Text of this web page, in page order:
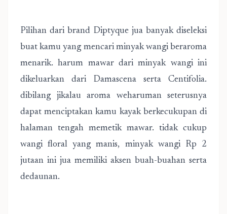
Pilihan dari brand Diptyque jua banyak diseleksi
buat kamu yang mencari minyak wangi beraroma
menarik. harum mawar dari minyak wangi ini
dikeluarkan dari Damascena serta Centifolia.
dibilang jikalau aroma weharuman seterusnya
dapat menciptakan kamu kayak berkecukupan di
halaman tengah memetik mawar. tidak cukup
wangi floral yang manis, minyak wangi Rp 2
jutaan ini jua memiliki aksen buah-buahan serta
dedaunan.